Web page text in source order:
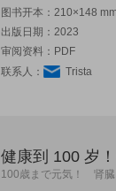
图书开本：210×148 mm
出版日期：2023
审阅资料：PDF
联系人：
Trista
健康到 100 岁
100歳まで元気！ 肾臓